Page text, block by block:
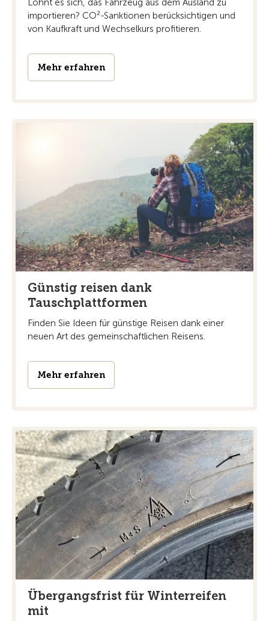
Lohnt es sich, das Fahrzeug aus dem Ausland zu
importieren? CO²-Sanktionen berücksichtigen und
von Kaufkraft und Wechselkurs profitieren.
Mehr erfahren
Günstig reisen dank
Tauschplattformen
Finden Sie Ideen für günstige Reisen dank einer
neuen Art des gemeinschaftlichen Reisens.
Mehr erfahren
Übergangsfrist für Winterreifen
mit